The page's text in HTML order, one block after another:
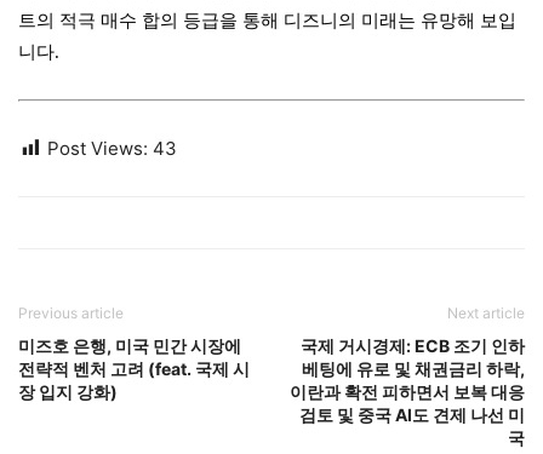
트의 적극 매수 합의 등급을 통해 디즈니의 미래는 유망해 보입
니다.
Post Views: 43
Previous article
미즈호 은행, 미국 민간 시장에
전략적 벤처 고려 (feat. 국제 시
장 입지 강화)
Next article
국제 거시경제: ECB 조기 인하
베팅에 유로 및 채권금리 하락,
이란과 확전 피하면서 보복 대응
검토 및 중국 AI도 견제 나선 미
국